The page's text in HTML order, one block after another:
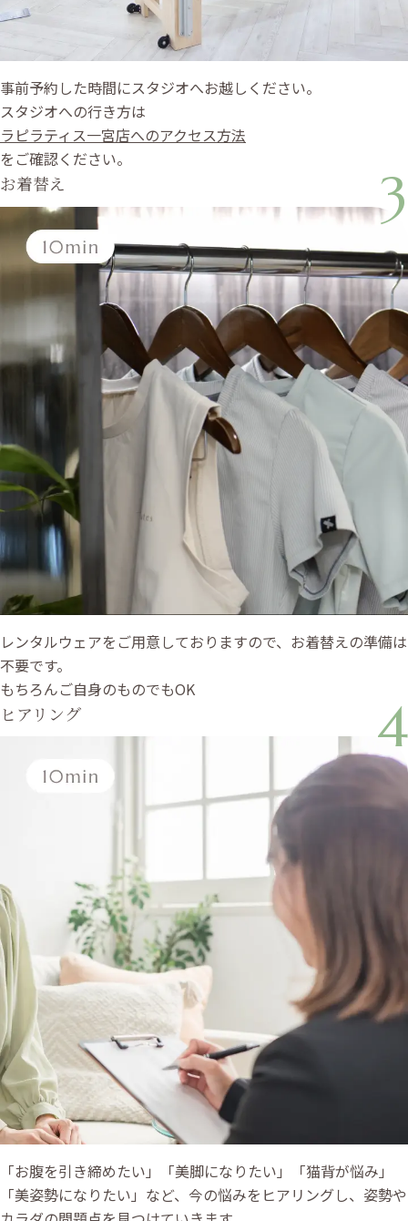
事前予約した時間にスタジオへお越しください。
スタジオへの行き方は
ラピラティス一宮店へのアクセス方法
をご確認ください。
3
お着替え
レンタルウェアをご用意しておりますので、お着替えの準備は
不要です。
もちろんご自身のものでもOK
4
ヒアリング
「お腹を引き締めたい」「美脚になりたい」「猫背が悩み」
「美姿勢になりたい」など、今の悩みをヒアリングし、姿勢や